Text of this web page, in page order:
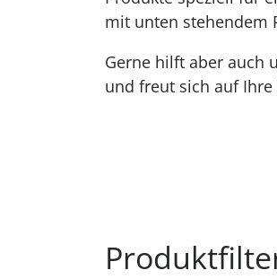
mit unten stehendem
Gerne hilft aber auch
und freut sich auf